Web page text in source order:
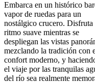
Embarca en un histórico
vapor de ruedas para un
nostálgico crucero. Disfruta
ritmo suave mientras se
despliegan las vistas
mezclando la tradición con
confort moderno, y
el viaje por las tranquilas
del río sea realmente